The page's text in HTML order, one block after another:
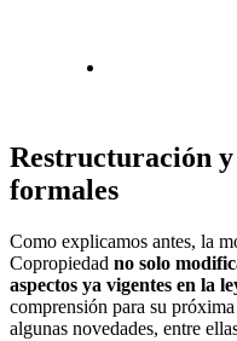
Restructuración y
formales
Como explicamos antes, la
Copropiedad no solo
aspectos ya vigentes en la
comprensión para su
algunas novedades, entre